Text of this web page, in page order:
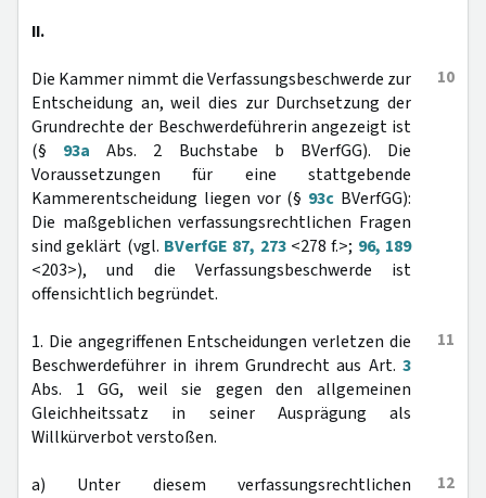
II.
10
Die Kammer nimmt die Verfassungsbeschwerde zur
Entscheidung an, weil dies zur Durchsetzung der
Grundrechte der Beschwerdeführerin angezeigt ist
(§ 93a Abs. 2 Buchstabe b BVerfGG). Die
Voraussetzungen für eine stattgebende
Kammerentscheidung liegen vor (§ 93c BVerfGG):
Die maßgeblichen verfassungsrechtlichen Fragen
sind geklärt (vgl. BVerfGE 87, 273<278 f.>; 96, 189
<203>), und die Verfassungsbeschwerde ist
offensichtlich begründet.
11
1. Die angegriffenen Entscheidungen verletzen die
Beschwerdeführer in ihrem Grundrecht aus Art. 3
Abs. 1 GG, weil sie gegen den allgemeinen
Gleichheitssatz in seiner Ausprägung als
Willkürverbot verstoßen.
12
a) Unter diesem verfassungsrechtlichen